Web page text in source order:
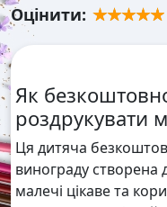
Оцінити:
Як
роздрукувати
Ця дитяча
винограду створена
малечі цікаве та